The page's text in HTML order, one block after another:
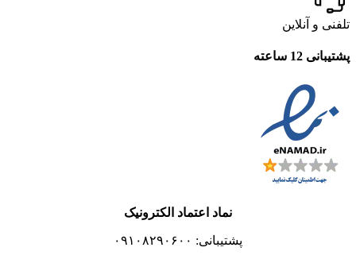
تلفنی و آنلاین
پشتیبانی 12 ساعته
نماد اعتماد الکترونیک
پشتیبانی: ۰۹۱۰۸۲۹۰۶۰۰